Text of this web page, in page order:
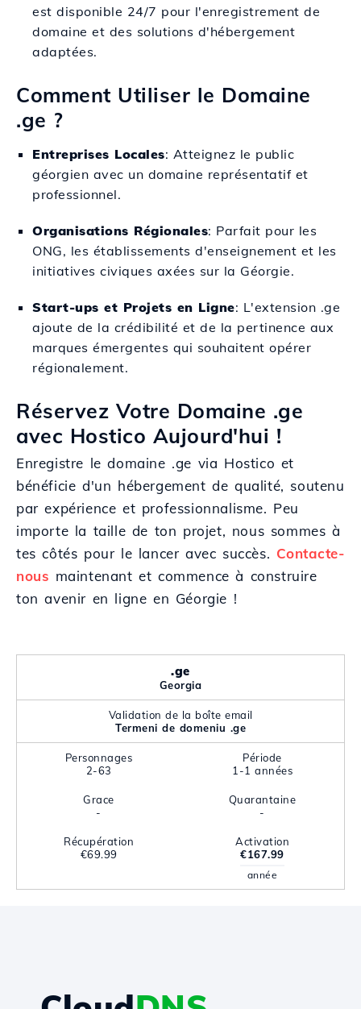
est disponible 24/7 pour l'enregistrement de
domaine et des solutions d'hébergement
adaptées.
Comment Utiliser le Domaine
.ge ?
Entreprises Locales: Atteignez le public
géorgien avec un domaine représentatif et
professionnel.
Organisations Régionales: Parfait pour les
ONG, les établissements d'enseignement et les
initiatives civiques axées sur la Géorgie.
Start-ups et Projets en Ligne: L'extension .ge
ajoute de la crédibilité et de la pertinence aux
marques émergentes qui souhaitent opérer
régionalement.
Réservez Votre Domaine .ge
avec Hostico Aujourd'hui !
Enregistre le domaine .ge via Hostico et
bénéficie d'un hébergement de qualité, soutenu
par expérience et professionnalisme. Peu
importe la taille de ton projet, nous sommes à
tes côtés pour le lancer avec succès. Contacte-
nous maintenant et commence à construire
ton avenir en ligne en Géorgie !
.ge
Georgia
Validation de la boîte email
Termeni de domeniu .ge
Personnages
2-63
Période
1-1 années
Grace
-
Quarantaine
-
Récupération
€69.99
Activation
€167.99
année